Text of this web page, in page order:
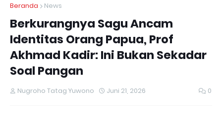
Penembakan Warga Sipil di Yalimo
Beranda
News
Berkurangnya Sagu Ancam
Identitas Orang Papua, Prof
Akhmad Kadir: Ini Bukan Sekadar
Soal Pangan
Nugroho Tatag Yuwono Juni 21, 2026 0